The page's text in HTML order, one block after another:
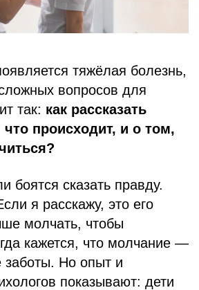
тяжёлая болезнь,
вопросов для
так: как рассказать
что происходит, и о том,
боятся сказать правду.
я расскажу, это его
молчать, чтобы
кажется, что молчание —
заботы. Но опыт и
показывают: дети